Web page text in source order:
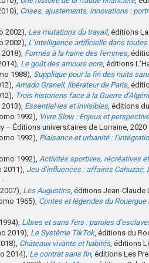
Crises, ajustements, innovations :
2002), Les mutations du travail, éditions
2002), L’intelligence artificielle dans
Formés à la haine des femmes,
Le goût des amours ocre, éditions
1988), Supplique pour la fin des nuits
Amado Granell, libérateur de Paris,
Trois historiens face à la Guerre
Essentiel·les et invisibles, éditions
1992),
Vivre Slow : Enjeux et
– Éditions universitaires de Lorraine, 2020
1992), Plaisance et urbanité :
1992), Activités sportives, récréatives
Jeu d’influences : affaires
Les Augustins, éditions Jean-Claude
1965), Contes et légendes du Rouergue
Libres et sans fers : paroles
2019), Le Système TikTok, éditions du
Châteaux vivants et habités, éditions
2014), Le contrat sans fin, éditions Les